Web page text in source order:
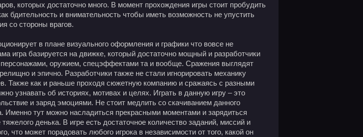
которых достаточно много. В момент прохождения игры стоит пробудить
бдительность и внимательность чтобы иметь возможность не упустить
со стороны врагов.
в плане визуального оформления и графики что вовсе не
игра базируется на движке, который достаточно мощный и разработчики
оружием, спецэффектами та и вообще. Сражения выглядят
и эпично. Разработчики также не стали игнорировать механику
Также как и раньше проходя сюжетную компанию и сражаясь с разными
узнавать об историях, мотивах и целях. Играть в данную игру – это
и заряд эмоциями. Не стоит медлить со скачиванием данного
Именно тут можно насладиться прекрасными моментами и зарядиться
денька. В игре есть достаточное количество заданий, миссий и
что может порадовать любого игрока в независимости от того, какой он